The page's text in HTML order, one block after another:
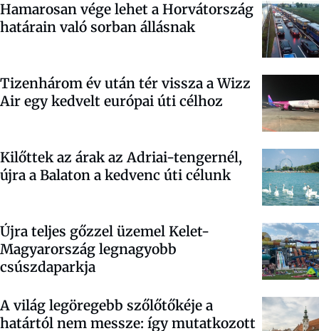
Hamarosan vége lehet a Horvátország
határain való sorban állásnak
Tizenhárom év után tér vissza a Wizz
Air egy kedvelt európai úti célhoz
Kilőttek az árak az Adriai-tengernél,
újra a Balaton a kedvenc úti célunk
Újra teljes gőzzel üzemel Kelet-
Magyarország legnagyobb
csúszdaparkja
A világ legöregebb szőlőtőkéje a
határtól nem messze: így mutatkozott